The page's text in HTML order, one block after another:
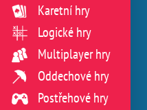
Karetní hry
Logické hry
Multiplayer hry
Oddechové hry
Postřehové hry